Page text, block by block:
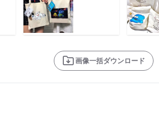
画像一括ダウンロード